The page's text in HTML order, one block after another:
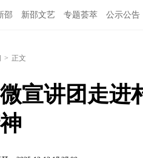
邵 新邵文艺 专题荟萃 公示公告
> 正文
宣讲团走进